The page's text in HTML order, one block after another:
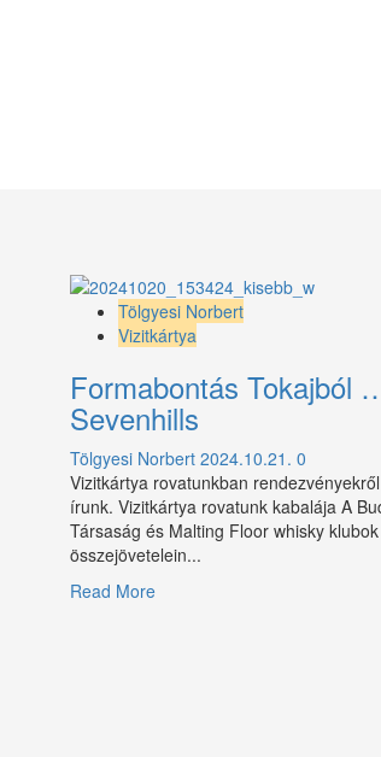
Tölgyesi Norbert
Vizitkártya
Formabontás Tokajból
Sevenhills
Tölgyesi Norbert 2024.10.21. 0
Vizitkártya rovatunkban
írunk. Vizitkártya rovatunk kabalája A
Társaság és Malting Floor whisky
összejövetelein...
Read MoreRead